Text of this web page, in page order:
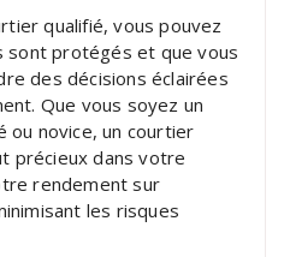
qualifié, vous pouvez
protégés et que vous
des décisions éclairées
Que vous soyez un
novice, un courtier
précieux dans votre
rendement sur
les risques